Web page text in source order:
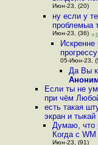
Июн-23, (20)
ну если у
проблемыа
Июн-23, (36) +1
Искренне
05-Июн-23,
Да Вы
Если ты не
при чём
есть такая
экран и тыкай
Думаю, что
Когда с